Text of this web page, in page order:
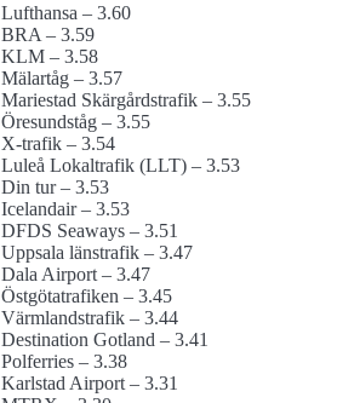
Lufthansa – 3.60
BRA – 3.59
KLM – 3.58
Mälartåg – 3.57
Mariestad Skärgårdstrafik – 3.55
Öresundståg – 3.55
X-trafik – 3.54
Luleå Lokaltrafik (LLT) – 3.53
Din tur – 3.53
Icelandair – 3.53
DFDS Seaways – 3.51
Uppsala länstrafik – 3.47
Dala Airport – 3.47
Östgötatrafiken – 3.45
Värmlandstrafik – 3.44
Destination Gotland – 3.41
Polferries – 3.38
Karlstad Airport – 3.31